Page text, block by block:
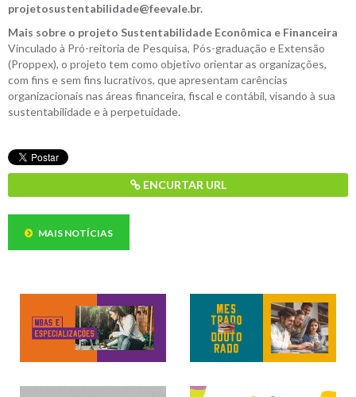
projetosustentabilidade@feevale.br.
Mais sobre o projeto Sustentabilidade Econômica e Financeira
Vinculado à Pró-reitoria de Pesquisa, Pós-graduação e Extensão
(Proppex), o projeto tem como objetivo orientar as organizações,
com fins e sem fins lucrativos, que apresentam carências
organizacionais nas áreas financeira, fiscal e contábil, visando à sua
sustentabilidade e à perpetuidade.
ENCURTAR URL
MAIS NOTÍCIAS